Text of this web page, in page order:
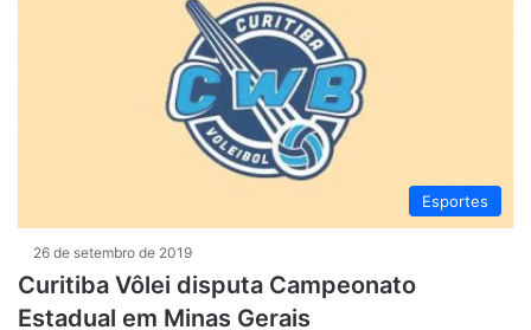
Esportes
26 de setembro de 2019
Curitiba Vôlei disputa Campeonato
Estadual em Minas Gerais